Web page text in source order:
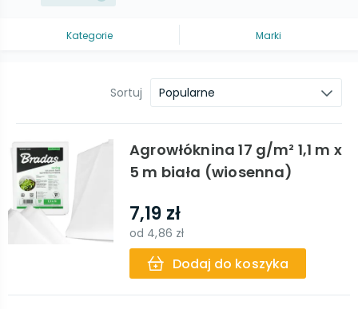
Kategorie Marki
Sortuj Popularne
Agrowłóknina 17 g/m² 1,1 m x
5 m biała (wiosenna)
7,19 zł
od 4,86 zł
Dodaj do koszyka